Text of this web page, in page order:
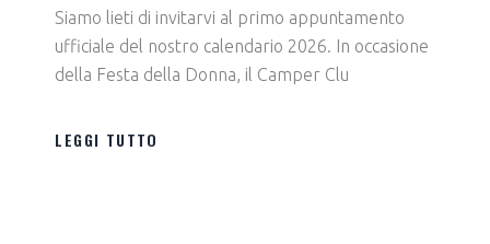
Siamo lieti di invitarvi al primo appuntamento
ufficiale del nostro calendario 2026. In occasione
della Festa della Donna, il Camper Clu
LEGGI TUTTO